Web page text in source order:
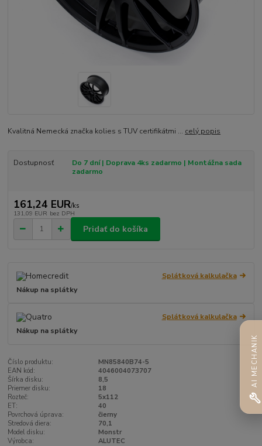
Kvalitná Nemecká značka kolies s TUV certifikátmi ... celý popis
Dostupnosť
Do 7 dní | Doprava 4ks zadarmo | Montážna sada
zadarmo
161,24 EUR/ks
131,09 EUR bez DPH
Pridať do košíka
Splátková kalkulačka
Nákup na splátky
Splátková kalkulačka
Nákup na splátky
Číslo produktu:
MN85840B74-5
EAN kód:
4046004073707
Šírka disku:
8,5
Priemer disku:
18
Rozteč:
5x112
ET:
40
Povrchová úprava:
čierny
Stredová diera:
70,1
Model disku:
Monstr
Výrobca:
ALUTEC
AI MECHANIK